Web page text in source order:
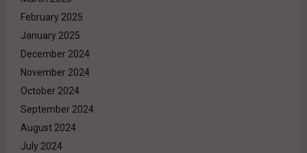
February 2025
January 2025
December 2024
November 2024
October 2024
September 2024
August 2024
July 2024